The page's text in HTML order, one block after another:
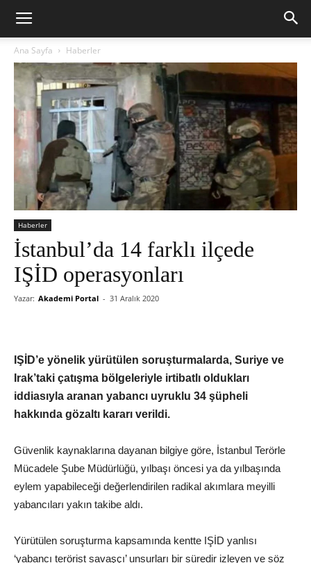
Ana Sayfa Haberler
Haberler
İstanbul’da 14 farklı ilçede
IŞİD operasyonları
Yazar: Akademi Portal - 31 Aralık 2020
IŞİD’e yönelik yürütülen soruşturmalarda, Suriye ve
Irak’taki çatışma bölgeleriyle irtibatlı oldukları
iddiasıyla aranan yabancı uyruklu 34 şüpheli
hakkında gözaltı kararı verildi.
Güvenlik kaynaklarına dayanan bilgiye göre, İstanbul Terörle
Mücadele Şube Müdürlüğü, yılbaşı öncesi ya da yılbaşında
eylem yapabileceği değerlendirilen radikal akımlara meyilli
yabancıları yakın takibe aldı.
Yürütülen soruşturma kapsamında kentte IŞİD yanlısı
‘yabancı terörist savaşçı’ unsurları bir süredir izleyen ve söz